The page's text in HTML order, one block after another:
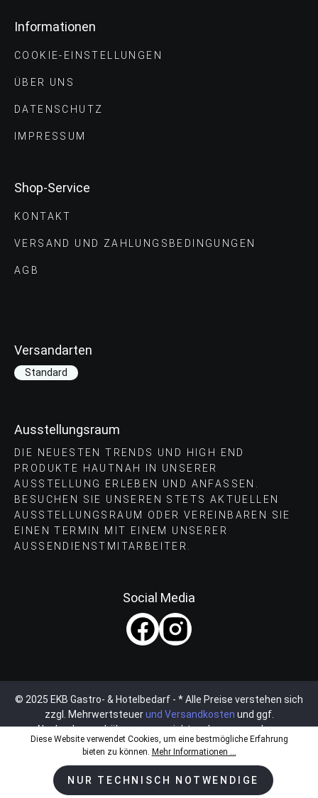
Informationen
COOKIE-EINSTELLUNGEN
ÜBER UNS
DATENSCHUTZ
IMPRESSUM
Shop-Service
KONTAKT
VERSAND UND ZAHLUNGS­BEDINGUNGEN
AGB
Versandarten
Standard
Ausstellungsraum
DIE NEUESTEN TRENDS UND HIGH END
PRODUKTE HAUTNAH IN UNSERER
AUSSTELLUNG ERLEBEN UND ANFASSEN.
BESUCHEN SIE UNSEREN STETS AKTUELLEN
AUSSTELLUNGSRAUM ODER VEREINBAREN SIE
EINEN TERMIN MIT EINEM UNSERER
AUSSENDIENSTMITARBEITER.
Social Media
© 2025 EKB Gastro- & Hotelbedarf - * Alle Preise verstehen sich
zzgl. Mehrwertsteuerund Versandkosten und ggf.
Nachnahmegebühren, wenn nicht anders angegeben.
Diese Website verwendet Cookies, um eine bestmögliche Erfahrung
bieten zu können. Mehr Informationen ...
NUR TECHNISCH NOTWENDIGE